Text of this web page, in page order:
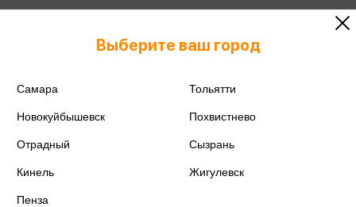
Издательство
Год издания
Выберите ваш город
Самара Тольятти
Новокуйбышевск Похвистнево
Отрадный Сызрань
Кинель Жигулевск
Пенза